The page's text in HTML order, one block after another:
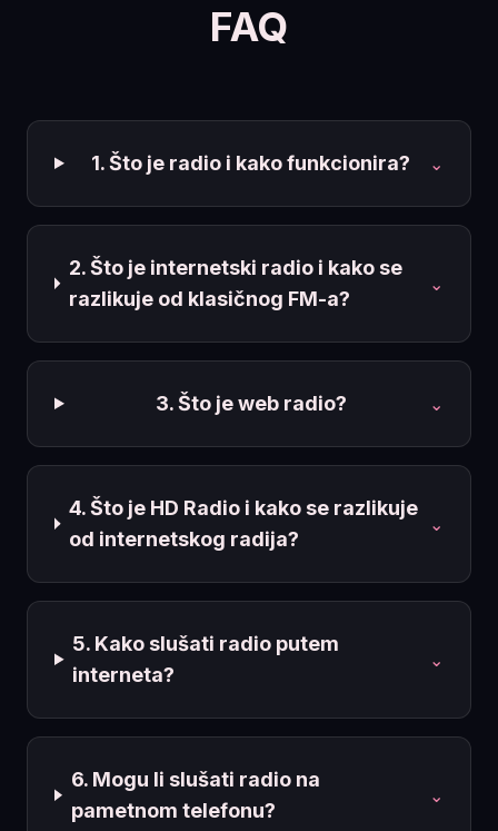
FAQ
1. Što je radio i kako funkcionira? ⌄
2. Što je internetski radio i kako se
razlikuje od klasičnog FM-a?
⌄
3. Što je web radio? ⌄
4. Što je HD Radio i kako se razlikuje
od internetskog radija?
⌄
5. Kako slušati radio putem
interneta?
⌄
6. Mogu li slušati radio na
pametnom telefonu?
⌄